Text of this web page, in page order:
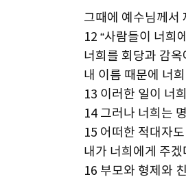
그때에 예수님께서
12 “사람들이 너희
너희를 회당과 감
내 이름 때문에 너
13 이러한 일이 너
14 그러나 너희는
15 어떠한 적대자
내가 너희에게 주겠
16 부모와 형제와